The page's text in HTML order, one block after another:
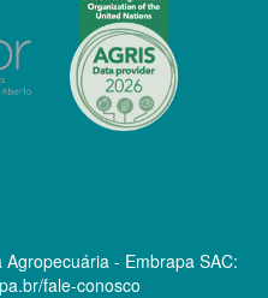
- Embrapa SAC:
fale-conosco